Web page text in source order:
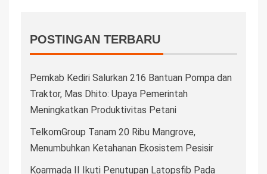
POSTINGAN TERBARU
Pemkab Kediri Salurkan 216 Bantuan Pompa dan
Traktor, Mas Dhito: Upaya Pemerintah
Meningkatkan Produktivitas Petani
TelkomGroup Tanam 20 Ribu Mangrove,
Menumbuhkan Ketahanan Ekosistem Pesisir
Koarmada II Ikuti Penutupan Latopsfib Pada